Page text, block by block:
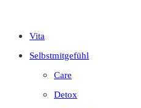
Vita
Selbstmitgefühl
Care
Detox